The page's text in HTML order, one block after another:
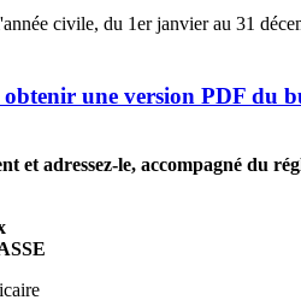
civile, du 1er janvier au 31
une version PDF du
et adressez-le, accompagné du